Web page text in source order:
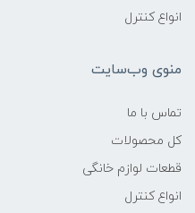
انواع کنترل
منوی وب‌سایت
تماس با ما
کل محصولات
قطعات لوازم خانگی
انواع کنترل